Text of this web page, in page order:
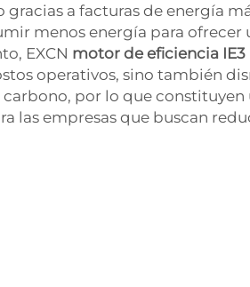
a facturas de energía
menos energía para ofrecer
EXCN motor de eficiencia IE3
operativos, sino también
carbono, por lo que constituyen
las empresas que buscan